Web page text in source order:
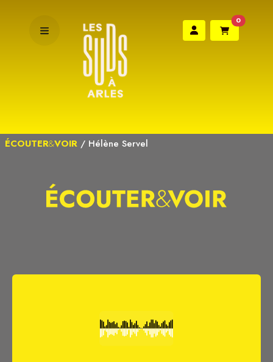
0
ÉCOUTER&VOIR / Hélène Servel